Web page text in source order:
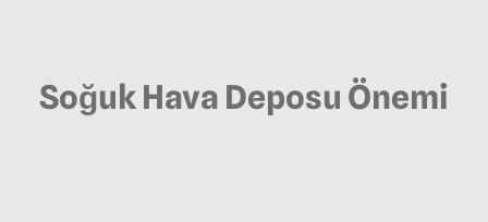
Soğuk Hava Deposu Önemi